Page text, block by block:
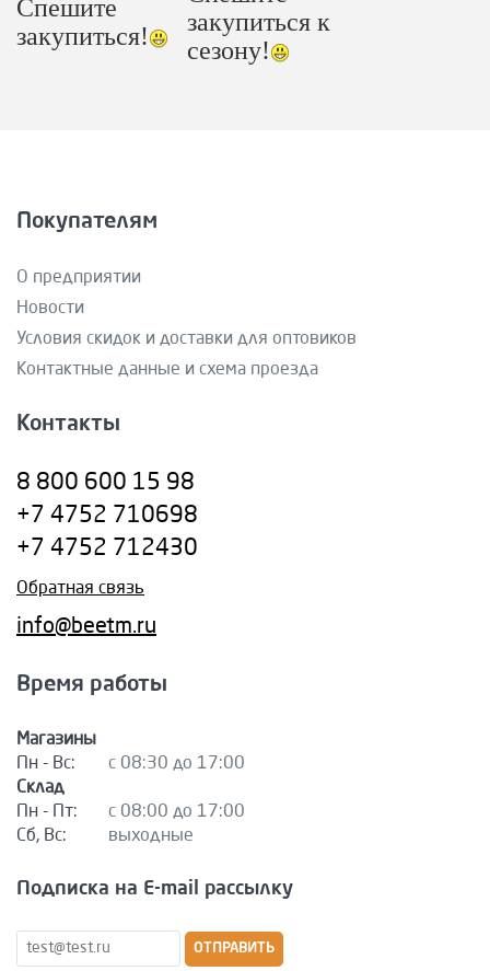
Спешите
закупиться!
закупиться к
сезону!
Покупателям
О предприятии
Новости
Условия скидок и доставки для оптовиков
Контактные данные и схема проезда
Контакты
8 800 600 15 98
+7 4752 710698
+7 4752 712430
Обратная связь
info@beetm.ru
Время работы
Магазины
Пн - Вс:
с 08:30 до 17:00
Склад
Пн - Пт:
с 08:00 до 17:00
Сб, Вс:
выходные
Подписка на E-mail рассылку